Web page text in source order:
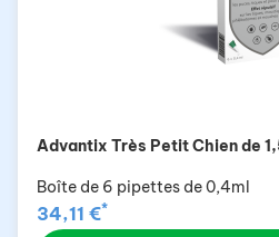
Advantix Très Petit Chien de
Boîte de 6 pipettes de 0,4ml
34,11 €*